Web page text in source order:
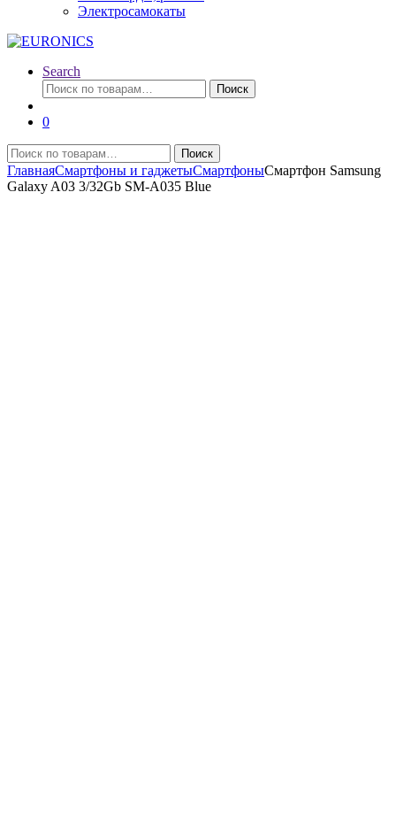
Электросамокаты
Search
Искать:
Поиск
0
Искать:
Поиск
ГлавнаяСмартфоны и гаджетыСмартфоныСмартфон Samsung
Galaxy A03 3/32Gb SM-A035 Blue